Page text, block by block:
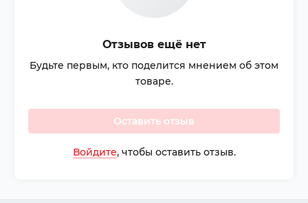
Отзывов ещё нет
Будьте первым, кто поделится мнением об этом
товаре.
Оставить отзыв
Войдите, чтобы оставить отзыв.